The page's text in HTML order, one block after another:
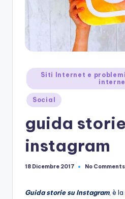
w
siPostedSiti Internet e
Social
guida
instagram
18 Dicembre 2017 No Comments
Guida storie su Instagram, è